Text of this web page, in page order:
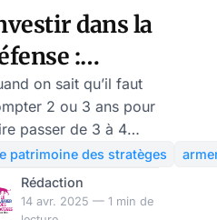
Merz ne soit élu
chancelier
début mai, il
clair que ce
ne mettra
l’Allemagne sur la
voie. En matière
ne peut pas s’attendre
grand-chose non plus,
dans la
:
?
N°66
on sait qu’il faut
2 ou 3 ans pour
passer de 3 à 4
cadence mensuelle
production de Rafale,
se dit que l’UE se
patrimoine des stratèges
Rédaction
14 avr. 2025 — 1 min de